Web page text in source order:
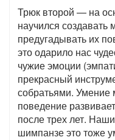
Трюк второй — на
научился создавать
предугадывать их
это одарило нас
чужие эмоции
прекрасный
собратьями. Умение
поведение
после трех лет.
шимпанзе это тоже